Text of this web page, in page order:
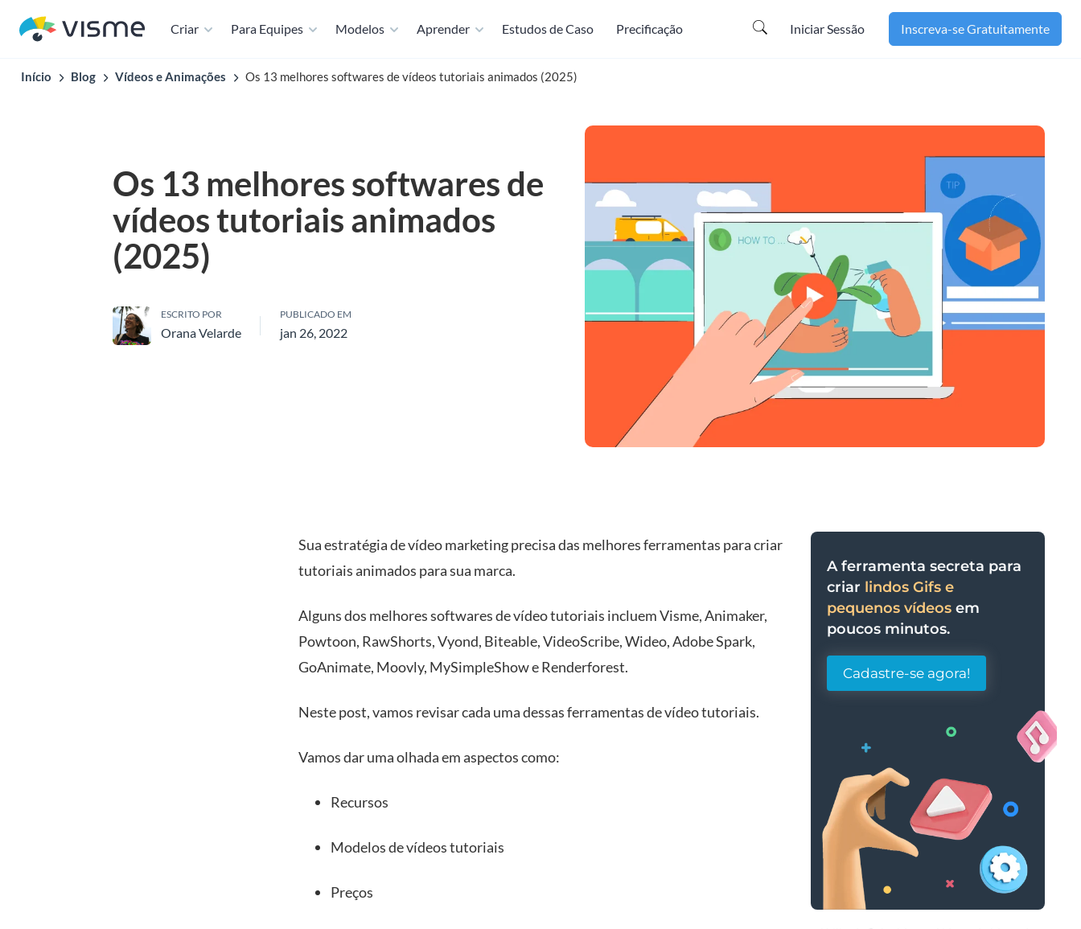
Criar Para Equipes Modelos Aprender Estudos de Caso Precificação Iniciar Sessão Inscreva-se Gratuitamente
Início Blog Vídeos e Animações Os 13 melhores softwares de vídeos tutoriais animados (2025)
Os 13 melhores softwares de
vídeos tutoriais animados
(2025)
ESCRITO POR
Orana Velarde
PUBLICADO EM
jan 26, 2022
Sua estratégia de vídeo marketing precisa das melhores ferramentas para criar
tutoriais animados para sua marca.
Alguns dos melhores softwares de vídeo tutoriais incluem Visme, Animaker,
Powtoon, RawShorts, Vyond, Biteable, VideoScribe, Wideo, Adobe Spark,
GoAnimate, Moovly, MySimpleShow e Renderforest.
Neste post, vamos revisar cada uma dessas ferramentas de vídeo tutoriais.
Vamos dar uma olhada em aspectos como:
Recursos
Modelos de vídeos tutoriais
Preços
A ferramenta secreta para
criar lindos Gifs e
pequenos vídeos em
poucos minutos.
Cadastre-se agora!